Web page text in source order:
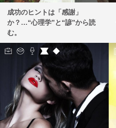
成功のヒントは「感謝」
か？…“心理学”と“諺”から読
む。